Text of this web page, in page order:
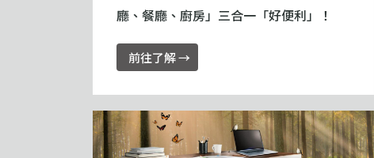
廳、餐廳、廚房」三合一「好便利」！
前往了解 →